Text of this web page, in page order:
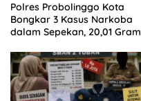
Polres Probolinggo Kota
Bongkar 3 Kasus Narkoba
dalam Sepekan, 20,01 Gram